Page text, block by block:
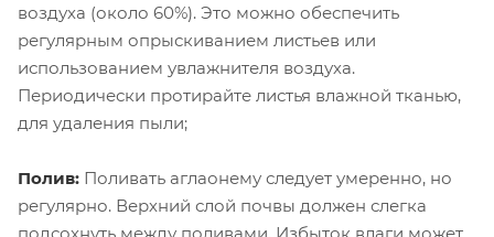
воздуха (около 60%). Это можно обеспечить
регулярным опрыскиванием листьев или
использованием увлажнителя воздуха.
Периодически протирайте листья влажной тканью,
для удаления пыли;
Полив: Поливать аглаонему следует умеренно, но
регулярно. Верхний слой почвы должен слегка